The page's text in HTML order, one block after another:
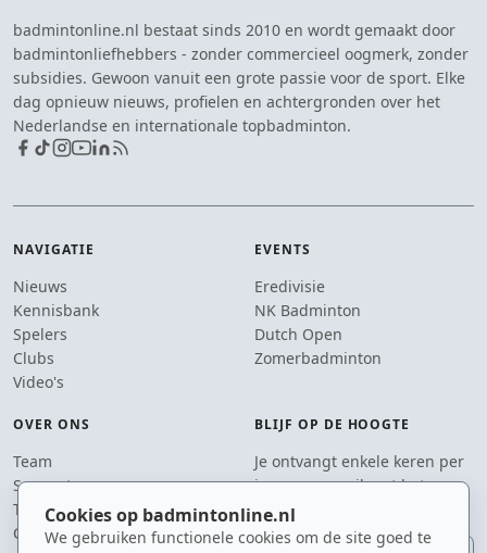
Cookies op badmintonline.nl
We gebruiken functionele cookies om de site goed te
badmintonline.nl bestaat sinds 2010 en wordt gemaakt door
badmintonliefhebbers - zonder commercieel oogmerk, zonder
subsidies. Gewoon vanuit een grote passie voor de sport. Elke
dag opnieuw nieuws, profielen en achtergronden over het
Nederlandse en internationale topbadminton.
NAVIGATIE
Nieuws
Kennisbank
Spelers
Clubs
Video's
EVENTS
Eredivisie
NK Badminton
Dutch Open
Zomerbadminton
OVER ONS
Team
Supporters
Tip de redactie
Contact
BLIJF OP DE HOOGTE
Je ontvangt enkele keren per
jaar een e-mail met het
laatste badmintonnieuws.
E-mailadres